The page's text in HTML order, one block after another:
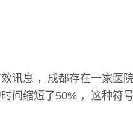
讯息 ，成都存在一家医
间缩短了50% ，这种符